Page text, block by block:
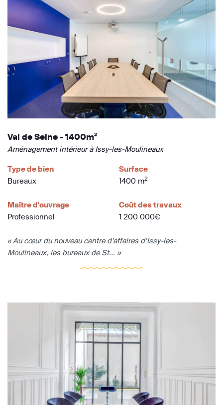
Val de Seine - 1400m²
Aménagement intérieur à Issy-les-Moulineaux
Type de bien
Bureaux
Surface
1400 m2
Maître d'ouvrage
Professionnel
Coût des travaux
1 200 000€
« Au cœur du nouveau centre d’affaires d’Issy-les-
Moulineaux, les bureaux de St... »